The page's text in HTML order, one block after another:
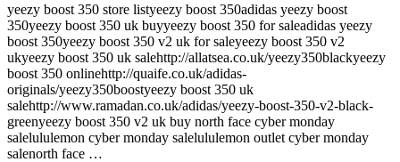
Siklusu
Nedir
?
(
Kalbin
1
Döngüsü)
için
yeezy boost 350 store listyeezy boost 350adidas yeezy boost
350yeezy boost 350 uk buyyeezy boost 350 for saleadidas yeezy
boost 350yeezy boost 350 v2 uk for saleyeezy boost 350 v2
ukyeezy boost 350 uk salehttp://allatsea.co.uk/yeezy350blackyeezy
boost 350 onlinehttp://quaife.co.uk/adidas-
originals/yeezy350boostyeezy boost 350 uk
salehttp://www.ramadan.co.uk/adidas/yeezy-boost-350-v2-black-
greenyeezy boost 350 v2 uk buy north face cyber monday
salelululemon cyber monday salelululemon outlet cyber monday
salenorth face …